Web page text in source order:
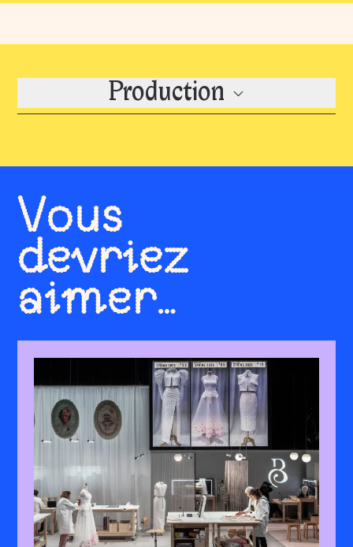
Production
Vous
devriez
aimer…